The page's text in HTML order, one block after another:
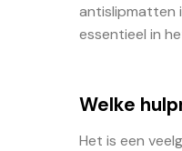
antislipmatten
essentieel in
Welke
Het is een